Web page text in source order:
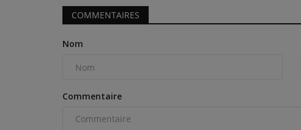
COMMENTAIRES
Nom
Commentaire